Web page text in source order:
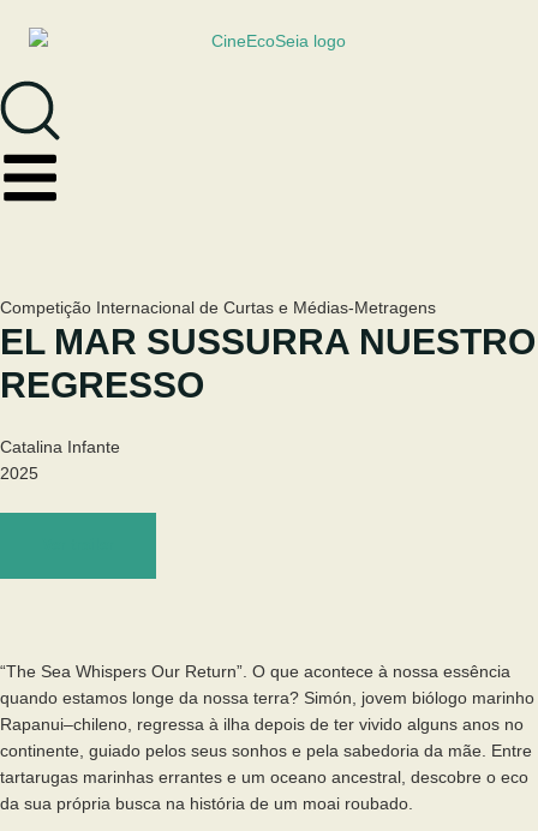
Competição Internacional de Curtas e Médias-Metragens
EL MAR SUSSURRA NUESTRO
REGRESSO
Catalina Infante
2025
“The Sea Whispers Our Return”. O que acontece à nossa essência
quando estamos longe da nossa terra? Simón, jovem biólogo marinho
Rapanui–chileno, regressa à ilha depois de ter vivido alguns anos no
continente, guiado pelos seus sonhos e pela sabedoria da mãe. Entre
tartarugas marinhas errantes e um oceano ancestral, descobre o eco
da sua própria busca na história de um moai roubado.